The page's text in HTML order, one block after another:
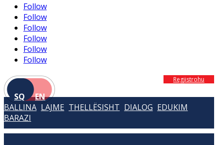
Follow
Follow
Follow
Follow
Follow
Follow
SQ EN
Regjistrohu
BALLINA LAJME THELLËSISHT DIALOG EDUKIM
BARAZI